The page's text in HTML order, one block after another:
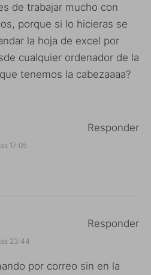
de trabajar mucho con
porque si lo hicieras se
la hoja de excel por
cualquier ordenador de la
tenemos la cabezaaaa?
17:05
Responder
23:44
por correo sin en la
Responder